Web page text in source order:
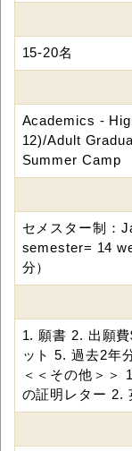
15-20名
Academics -
12)/Adult
Summer Camp
セメスター制：
semester= 14
分）
1. 願書 2. 出願
ット 5. 過去2年
＜＜その他＞＞
の証明レター 2.